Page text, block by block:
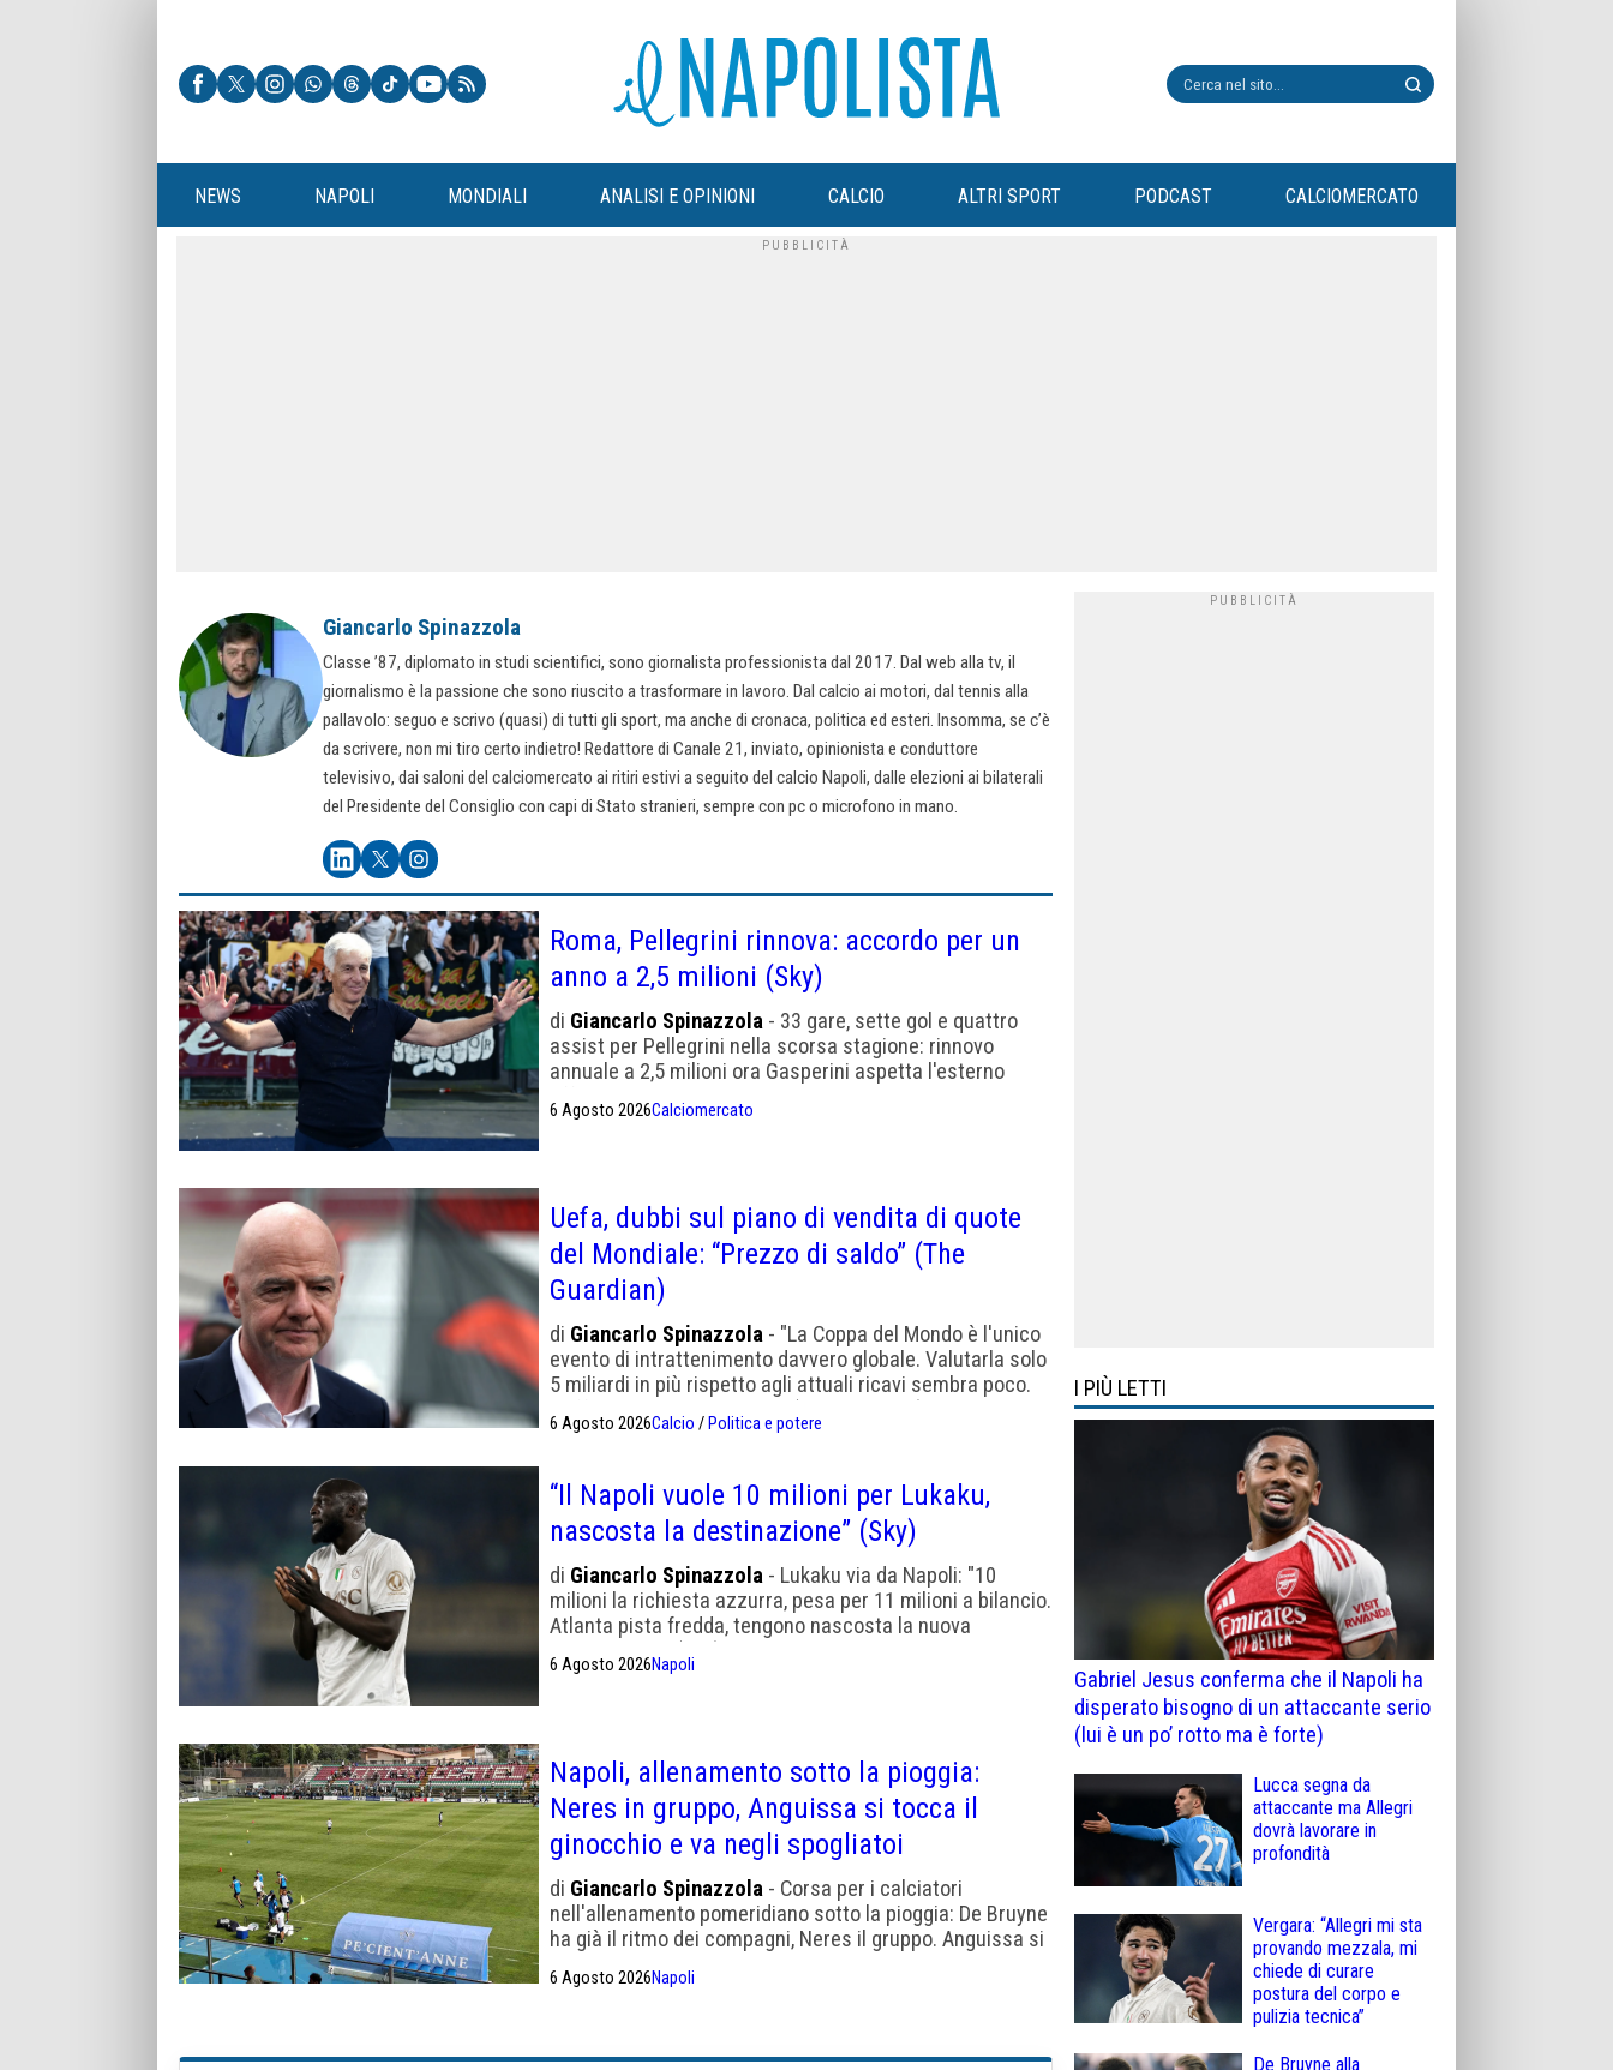
NEWS NAPOLI MONDIALI ANALISI E OPINIONI CALCIO ALTRI SPORT PODCAST CALCIOMERCATO
Giancarlo Spinazzola
Classe ’87, diplomato in studi scientifici, sono giornalista professionista dal 2017. Dal web alla tv, il
giornalismo è la passione che sono riuscito a trasformare in lavoro. Dal calcio ai motori, dal tennis alla
pallavolo: seguo e scrivo (quasi) di tutti gli sport, ma anche di cronaca, politica ed esteri. Insomma, se c’è
da scrivere, non mi tiro certo indietro! Redattore di Canale 21, inviato, opinionista e conduttore
televisivo, dai saloni del calciomercato ai ritiri estivi a seguito del calcio Napoli, dalle elezioni ai bilaterali
del Presidente del Consiglio con capi di Stato stranieri, sempre con pc o microfono in mano.
Roma, Pellegrini rinnova: accordo per un
anno a 2,5 milioni (Sky)
di Giancarlo Spinazzola - 33 gare, sette gol e quattro
assist per Pellegrini nella scorsa stagione: rinnovo
annuale a 2,5 milioni ora Gasperini aspetta l'esterno
6 Agosto 2026Calciomercato
Uefa, dubbi sul piano di vendita di quote
del Mondiale: “Prezzo di saldo” (The
Guardian)
di Giancarlo Spinazzola - "La Coppa del Mondo è l'unico
evento di intrattenimento davvero globale. Valutarla solo
5 miliardi in più rispetto agli attuali ricavi sembra poco.
L'offerta appare al ribasso" (The Guardian)
6 Agosto 2026Calcio / Politica e potere
“Il Napoli vuole 10 milioni per Lukaku,
nascosta la destinazione” (Sky)
di Giancarlo Spinazzola - Lukaku via da Napoli: "10
milioni la richiesta azzurra, pesa per 11 milioni a bilancio.
Atlanta pista fredda, tengono nascosta la nuova
destinazione" (Sky)
6 Agosto 2026Napoli
Napoli, allenamento sotto la pioggia:
Neres in gruppo, Anguissa si tocca il
ginocchio e va negli spogliatoi
di Giancarlo Spinazzola - Corsa per i calciatori
nell'allenamento pomeridiano sotto la pioggia: De Bruyne
ha già il ritmo dei compagni, Neres il gruppo. Anguissa si
tocca il ginocchio e va negli spogliatoi
6 Agosto 2026Napoli
I PIÙ LETTI
Gabriel Jesus conferma che il Napoli ha
disperato bisogno di un attaccante serio
(lui è un po’ rotto ma è forte)
Lucca segna da
attaccante ma Allegri
dovrà lavorare in
profondità
Vergara: “Allegri mi sta
provando mezzala, mi
chiede di curare
postura del corpo e
pulizia tecnica”
De Bruyne alla